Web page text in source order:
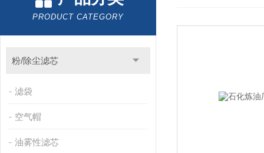
PRODUCT CATEGORY
粉/除尘滤芯
滤袋
空气帽
油雾性滤芯